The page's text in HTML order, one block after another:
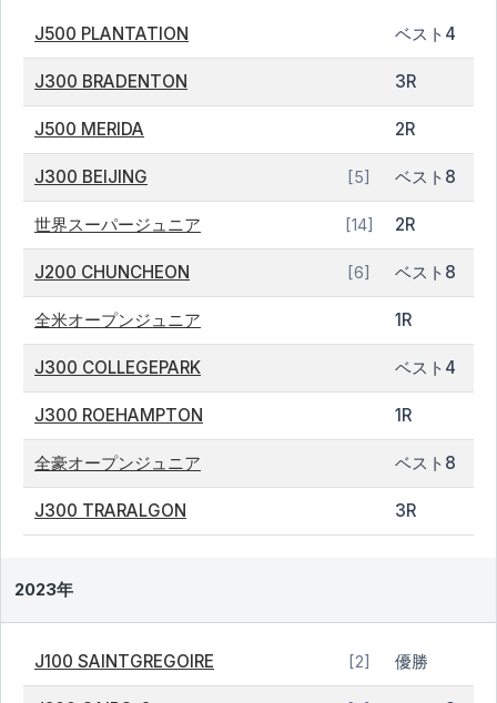
J500 PLANTATION ベスト4
J300 BRADENTON 3R
J500 MERIDA 2R
J300 BEIJING [5] ベスト8
世界スーパージュニア [14] 2R
J200 CHUNCHEON [6] ベスト8
全米オープンジュニア 1R
J300 COLLEGEPARK ベスト4
J300 ROEHAMPTON 1R
全豪オープンジュニア ベスト8
J300 TRARALGON 3R
2023年
J100 SAINTGREGOIRE [2] 優勝